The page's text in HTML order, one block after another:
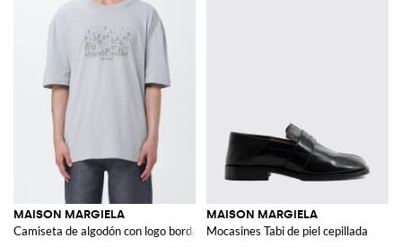
MAISON MARGIELA
Camiseta de algodón con logo bordado
MAISON MARGIELA
Mocasines Tabi de piel cepillada